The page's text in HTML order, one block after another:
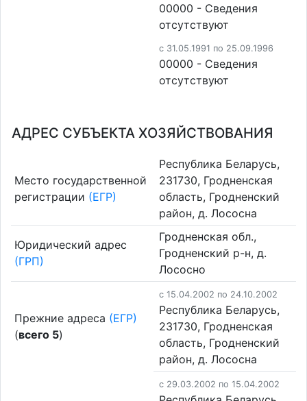
00000 - Cведения
отсутствуют
c 31.05.1991 по 25.09.1996
00000 - Cведения
отсутствуют
АДРЕС СУБЪЕКТА ХОЗЯЙСТВОВАНИЯ
Место государственной
регистрации (ЕГР)
Республика Беларусь,
231730, Гродненская
область, Гродненский
район, д. Лососна
Юридический адрес
(ГРП)
Гродненская обл.,
Гродненский р-н, д.
Лососно
Прежние адреса (ЕГР)
(всего 5)
c 15.04.2002 по 24.10.2002
Республика Беларусь,
231730, Гродненская
область, Гродненский
район, д. Лососна
c 29.03.2002 по 15.04.2002